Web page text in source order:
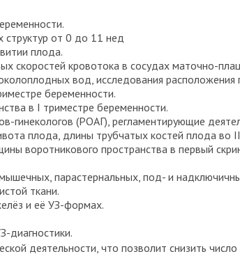
структур от 0 до 11 нед
плода.
скоростей кровотока в сосудах маточно-
вод, исследования
беременности.
в I триместре беременности.
гинекологов (РОАГ), регламентирующие
плода, длины трубчатых костей плода во
воротникового пространства в первый
парастернальных, под- и
ткани.
и её УЗ-формах.
диагностики.
деятельности, что позволит снизить